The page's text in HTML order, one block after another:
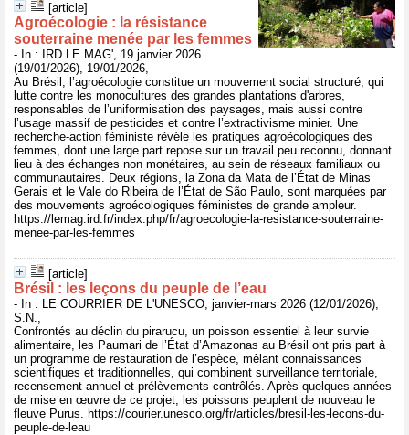
[article]
Agroécologie : la résistance
souterraine menée par les femmes
- In : IRD LE MAG', 19 janvier 2026
(19/01/2026), 19/01/2026,
Au Brésil, l’agroécologie constitue un mouvement social structuré, qui
lutte contre les monocultures des grandes plantations d'arbres,
responsables de l’uniformisation des paysages, mais aussi contre
l’usage massif de pesticides et contre l’extractivisme minier. Une
recherche-action féministe révèle les pratiques agroécologiques des
femmes, dont une large part repose sur un travail peu reconnu, donnant
lieu à des échanges non monétaires, au sein de réseaux familiaux ou
communautaires. Deux régions, la Zona da Mata de l’État de Minas
Gerais et le Vale do Ribeira de l’État de São Paulo, sont marquées par
des mouvements agroécologiques féministes de grande ampleur.
https://lemag.ird.fr/index.php/fr/agroecologie-la-resistance-souterraine-
menee-par-les-femmes
[article]
Brésil : les leçons du peuple de l’eau
- In : LE COURRIER DE L'UNESCO, janvier-mars 2026 (12/01/2026),
S.N.,
Confrontés au déclin du pirarucu, un poisson essentiel à leur survie
alimentaire, les Paumari de l’État d’Amazonas au Brésil ont pris part à
un programme de restauration de l’espèce, mêlant connaissances
scientifiques et traditionnelles, qui combinent surveillance territoriale,
recensement annuel et prélèvements contrôlés. Après quelques années
de mise en œuvre de ce projet, les poissons peuplent de nouveau le
fleuve Purus. https://courier.unesco.org/fr/articles/bresil-les-lecons-du-
peuple-de-leau